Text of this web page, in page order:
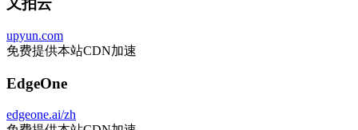
又拍云
upyun.com
免费提供本站CDN加速
EdgeOne
edgeone.ai/zh